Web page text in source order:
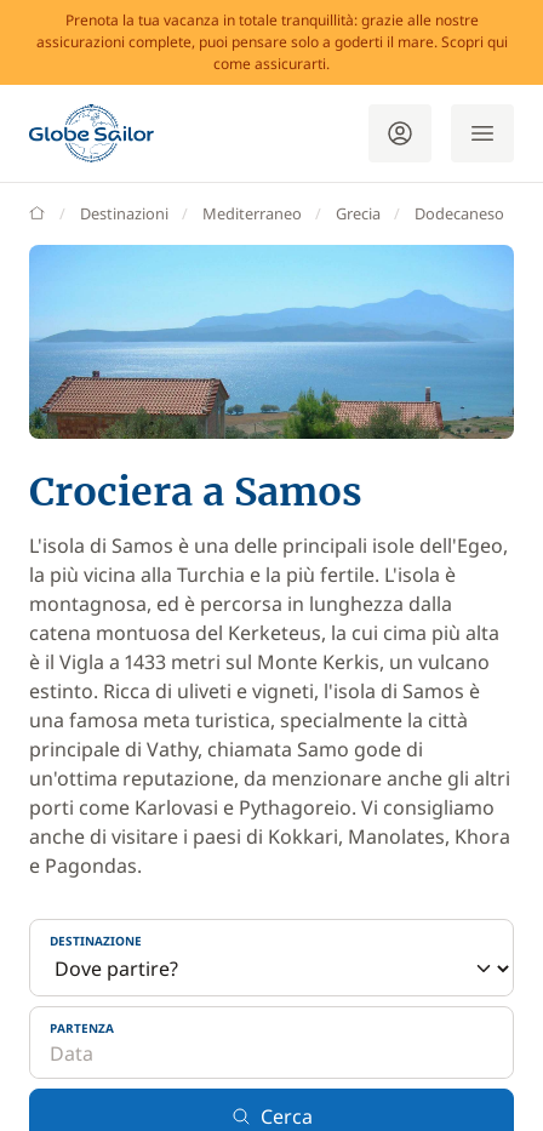
Prenota la tua vacanza in totale tranquillità: grazie alle nostre
assicurazioni complete, puoi pensare solo a goderti il mare. Scopri qui
come assicurarti.
GlobeSailor
Destinazioni Mediterraneo Grecia Dodecaneso
Crociera a Samos
L'isola di Samos è una delle principali isole dell'Egeo,
la più vicina alla Turchia e la più fertile. L'isola è
montagnosa, ed è percorsa in lunghezza dalla
catena montuosa del Kerketeus, la cui cima più alta
è il Vigla a 1433 metri sul Monte Kerkis, un vulcano
estinto. Ricca di uliveti e vigneti, l'isola di Samos è
una famosa meta turistica, specialmente la città
principale di Vathy, chiamata Samo gode di
un'ottima reputazione, da menzionare anche gli altri
porti come Karlovasi e Pythagoreio. Vi consigliamo
anche di visitare i paesi di Kokkari, Manolates, Khora
e Pagondas.
DESTINAZIONE
PARTENZA
Cerca